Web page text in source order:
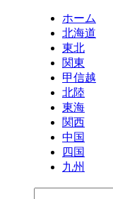
ホーム
北海道
東北
関東
甲信越
北陸
東海
関西
中国
四国
九州